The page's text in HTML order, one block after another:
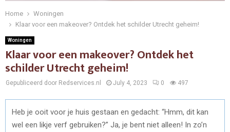
Home
Woningen
Klaar voor een makeover? Ontdek het schilder Utrecht geheim!
Woningen
Klaar voor een makeover? Ontdek het
schilder Utrecht geheim!
Gepubliceerd door Redservices.nl July 4, 2023 0 497
Heb je ooit voor je huis gestaan en gedacht: “Hmm, dit kan
wel een likje verf gebruiken?” Ja, je bent niet alleen! In zo’n